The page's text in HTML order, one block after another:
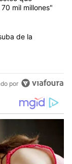
mil millones"
contra Milei
de la
por